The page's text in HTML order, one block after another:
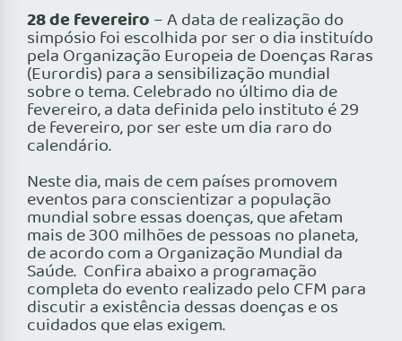
28 de fevereiro – A data de realização do
simpósio foi escolhida por ser o dia instituído
pela Organização Europeia de Doenças Raras
(Eurordis) para a sensibilização mundial
sobre o tema. Celebrado no último dia de
fevereiro, a data definida pelo instituto é 29
de fevereiro, por ser este um dia raro do
calendário.
Neste dia, mais de cem países promovem
eventos para conscientizar a população
mundial sobre essas doenças, que afetam
mais de 300 milhões de pessoas no planeta,
de acordo com a Organização Mundial da
Saúde. Confira abaixo a programação
completa do evento realizado pelo CFM para
discutir a existência dessas doenças e os
cuidados que elas exigem.